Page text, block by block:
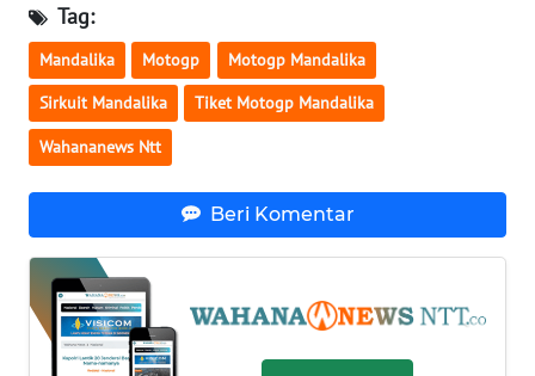
Tag:
Mandalika Motogp Motogp Mandalika
Sirkuit Mandalika Tiket Motogp Mandalika
Wahananews Ntt
Beri Komentar
BABEL
WN
SUMBAR
WN
BENGKULU
WN